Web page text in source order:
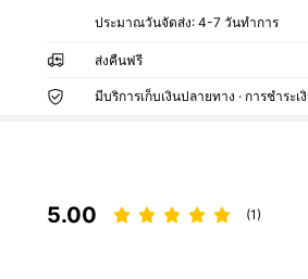
ประมาณวันจัดส่ง:4-7 วันทำการ
ส่งคืนฟรี
มีบริการเก็บเงินปลายทาง · การชำร
5.00 (1)